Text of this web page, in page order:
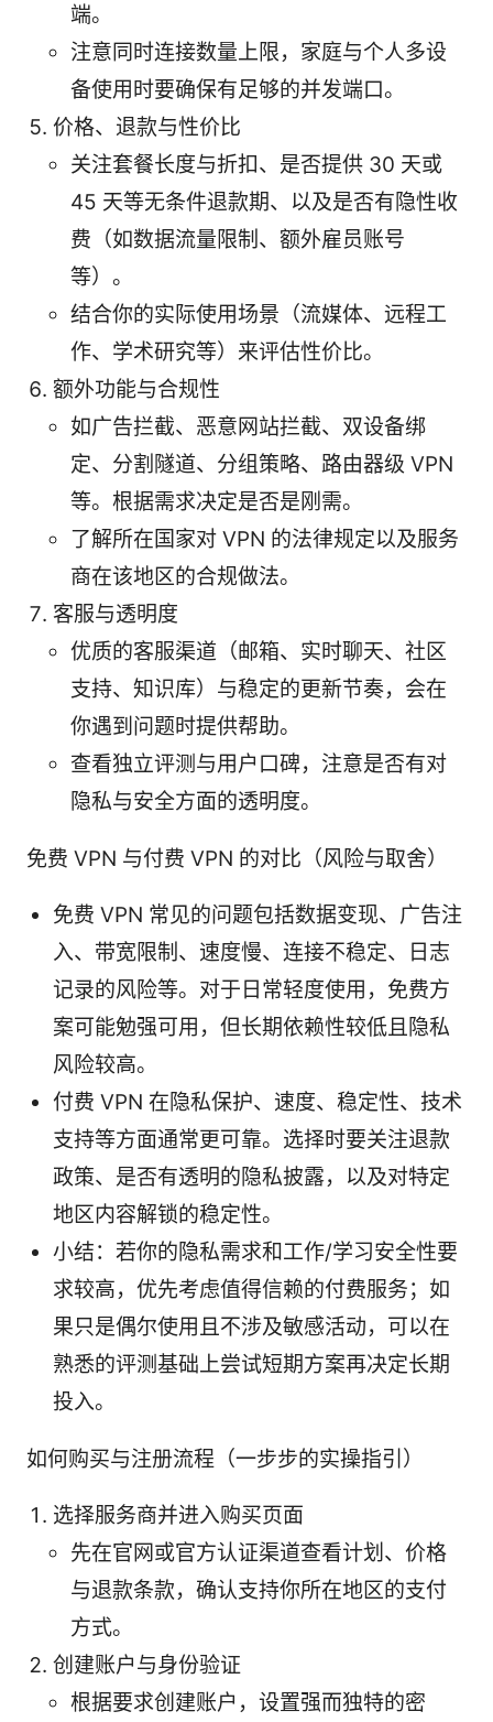
端。
注意同时连接数量上限，家庭与个人多设
备使用时要确保有足够的并发端口。
价格、退款与性价比
关注套餐长度与折扣、是否提供 30 天或
45 天等无条件退款期、以及是否有隐性收
费（如数据流量限制、额外雇员账号
等）。
结合你的实际使用场景（流媒体、远程工
作、学术研究等）来评估性价比。
额外功能与合规性
如广告拦截、恶意网站拦截、双设备绑
定、分割隧道、分组策略、路由器级 VPN
等。根据需求决定是否是刚需。
了解所在国家对 VPN 的法律规定以及服务
商在该地区的合规做法。
客服与透明度
优质的客服渠道（邮箱、实时聊天、社区
支持、知识库）与稳定的更新节奏，会在
你遇到问题时提供帮助。
查看独立评测与用户口碑，注意是否有对
隐私与安全方面的透明度。
免费 VPN 与付费 VPN 的对比（风险与取舍）
免费 VPN 常见的问题包括数据变现、广告注
入、带宽限制、速度慢、连接不稳定、日志
记录的风险等。对于日常轻度使用，免费方
案可能勉强可用，但长期依赖性较低且隐私
风险较高。
付费 VPN 在隐私保护、速度、稳定性、技术
支持等方面通常更可靠。选择时要关注退款
政策、是否有透明的隐私披露，以及对特定
地区内容解锁的稳定性。
小结：若你的隐私需求和工作/学习安全性要
求较高，优先考虑值得信赖的付费服务；如
果只是偶尔使用且不涉及敏感活动，可以在
熟悉的评测基础上尝试短期方案再决定长期
投入。
如何购买与注册流程（一步步的实操指引）
选择服务商并进入购买页面
先在官网或官方认证渠道查看计划、价格
与退款条款，确认支持你所在地区的支付
方式。
创建账户与身份验证
根据要求创建账户，设置强而独特的密